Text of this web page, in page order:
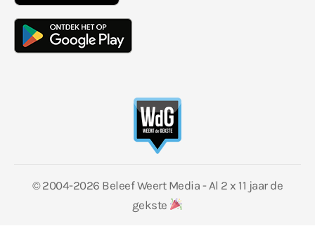
© 2004-2026 Beleef Weert Media - Al 2 x 11 jaar de
gekste